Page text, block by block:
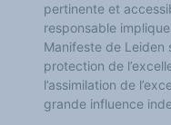
pertinente et
responsable
Manifeste de Leiden
protection de
l’assimilation de
grande influence